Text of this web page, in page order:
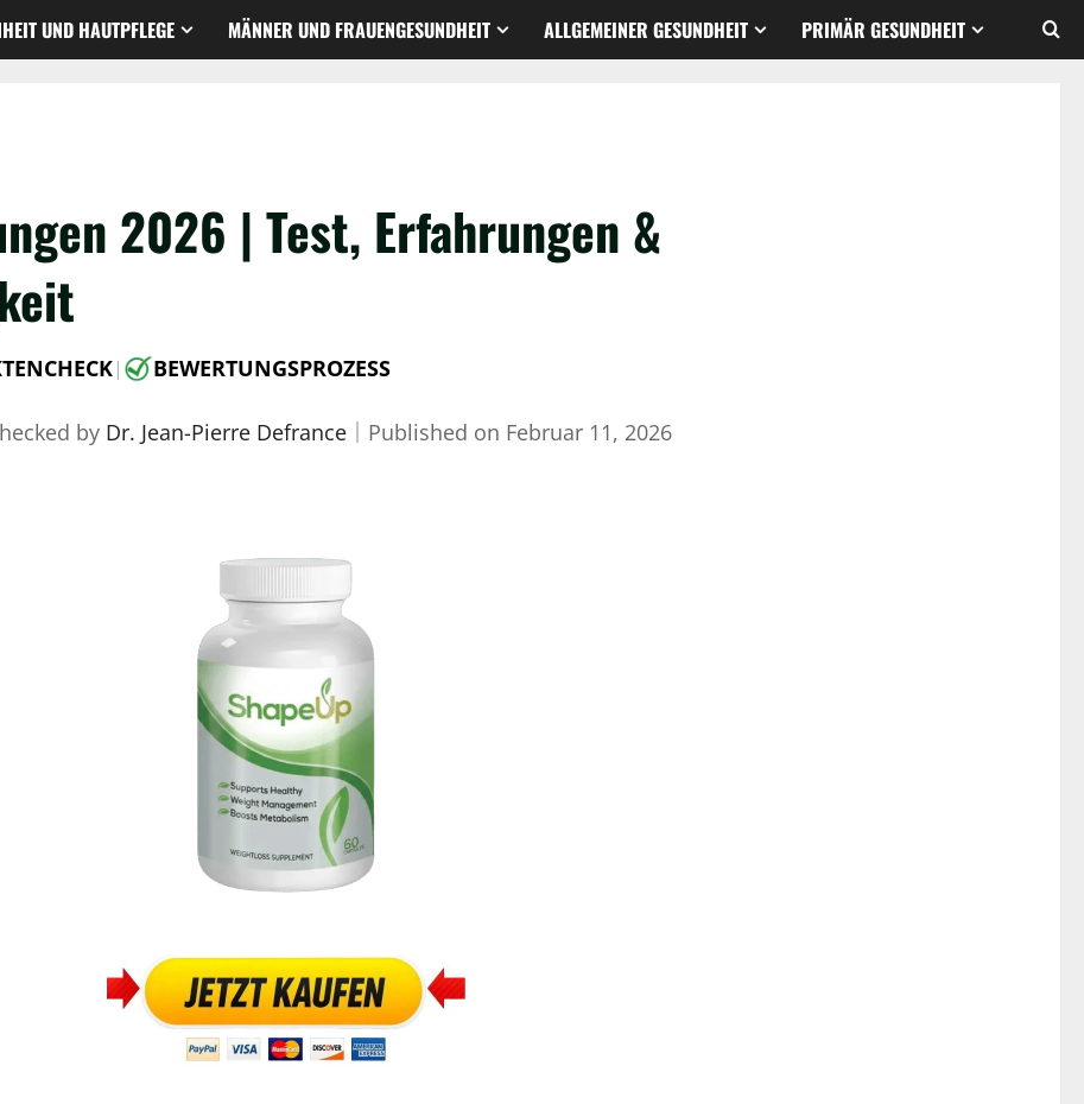
UND HAUTPFLEGE MÄNNER UND FRAUENGESUNDHEIT ALLGEMEINER GESUNDHEIT PRIMÄR GESUNDHEIT
2026 | Test, Erfahrungen &
| BEWERTUNGSPROZESS
by Dr. Jean-Pierre Defrance｜ Published on Februar 11, 2026